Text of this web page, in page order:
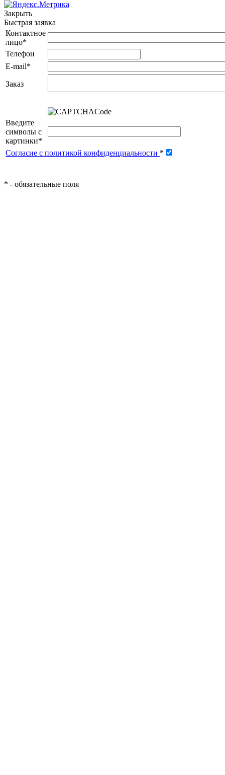
Закрыть
Быстрая заявка
Контактное
лицо*
Телефон
E-mail*
Заказ
Введите
символы с
картинки*
Согласие с политикой конфиденциальности *
* - обязательные поля